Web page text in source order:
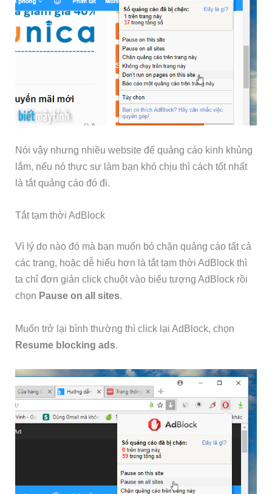
Nói vậy nhưng nhiều website để quảng cáo kinh khủng
lắm, nếu nó thực sự làm bạn khó chịu thì cách tốt nhất
là tắt quảng cáo đó đi.
Tắt tạm thời AdBlock
Vì lý do nào đó mà bạn muốn bỏ chặn quảng cáo tất cả
các trang, hoặc dễ hiểu hơn là tắt tạm thời AdBlock thì
ta chỉ đơn giản click chuột vào biểu tượng AdBlock rồi
chọn Pause on all sites.
Muốn trở lại bình thường thì click lại AdBlock, chọn
Resume blocking ads.